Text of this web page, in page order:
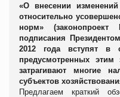
«О внесении
относительно
норм»
подписания
2012 года вступят в
предусмотренных этим
затрагивают многие
субъектов
Предлагаем краткий